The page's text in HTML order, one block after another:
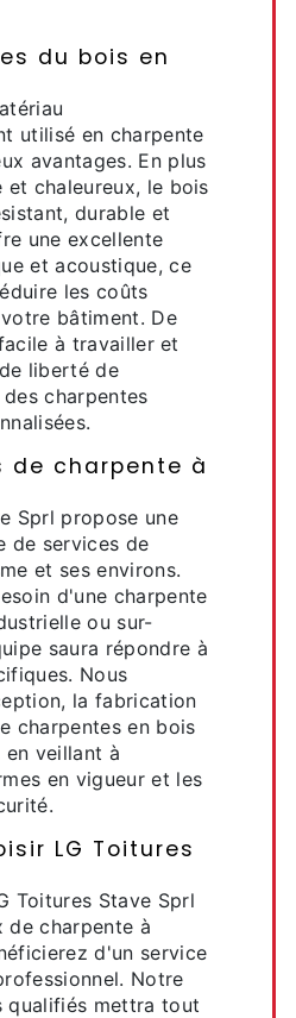
du bois en
utilisé en charpente
avantages. En plus
chaleureux, le bois
durable et
une excellente
et acoustique, ce
les coûts
bâtiment. De
à travailler et
liberté de
charpentes
de charpente à
Sprl propose une
de services de
et ses environs.
d'une charpente
ou sur-
saura répondre à
Nous
la fabrication
charpentes en bois
veillant à
en vigueur et les
LG Toitures
Toitures Stave Sprl
de charpente à
d'un service
Notre
qualifiés mettra tout